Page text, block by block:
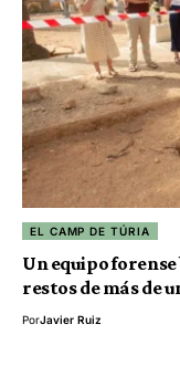
EL CAMP DE TÚRIA
Un equipo
restos de más de
PorJavier Ruiz